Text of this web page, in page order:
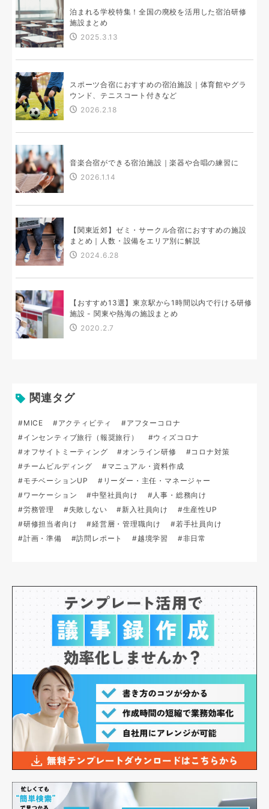
泊まれる学校特集！全国の廃校を活用した宿泊研修
施設まとめ
2025.3.13
スポーツ合宿におすすめの宿泊施設｜体育館やグラ
ウンド、テニスコート付きなど
2026.2.18
音楽合宿ができる宿泊施設｜楽器や合唱の練習に
2026.1.14
【関東近郊】ゼミ・サークル合宿におすすめの施設
まとめ｜人数・設備をエリア別に解説
2024.6.28
【おすすめ13選】東京駅から1時間以内で行ける研修
施設 - 関東や熱海の施設まとめ
2020.2.7
関連タグ
#MICE #アクティビティ
#アフターコロナ
#インセンティブ旅行（報奨旅行）
#ウィズコロナ
#オフサイトミーティング
#オンライン研修
#コロナ対策
#チームビルディング
#マニュアル・資料作成
#モチベーションUP
#リーダー・主任・マネージャー
#ワーケーション
#中堅社員向け
#人事・総務向け
#労務管理
#失敗しない #新入社員向け
#生産性UP
#研修担当者向け
#経営層・管理職向け
#若手社員向け
#計画・準備
#訪問レポート #越境学習 #非日常